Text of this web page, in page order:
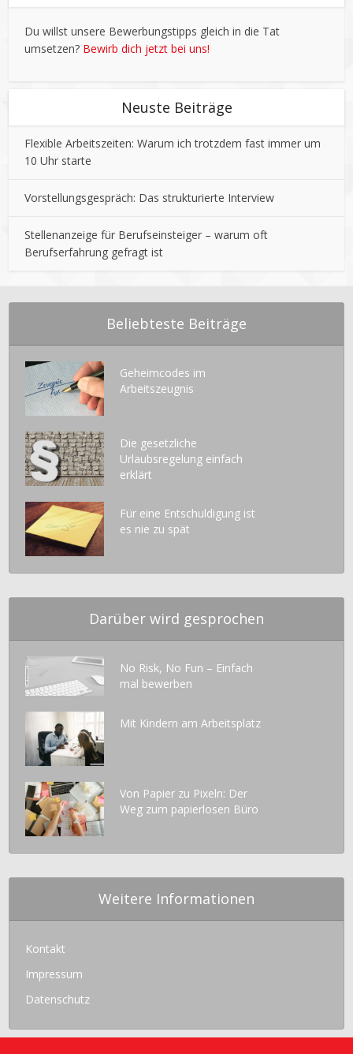
Du willst unsere Bewerbungstipps gleich in die Tat
umsetzen? Bewirb dich jetzt bei uns!
Neuste Beiträge
Flexible Arbeitszeiten: Warum ich trotzdem fast immer um
10 Uhr starte
Vorstellungsgespräch: Das strukturierte Interview
Stellenanzeige für Berufseinsteiger – warum oft
Berufserfahrung gefragt ist
Beliebteste Beiträge
Geheimcodes im
Arbeitszeugnis
Die gesetzliche
Urlaubsregelung einfach
erklärt
Für eine Entschuldigung ist
es nie zu spät
Darüber wird gesprochen
No Risk, No Fun – Einfach
mal bewerben
Mit Kindern am Arbeitsplatz
Von Papier zu Pixeln: Der
Weg zum papierlosen Büro
Weitere Informationen
Kontakt
Impressum
Datenschutz